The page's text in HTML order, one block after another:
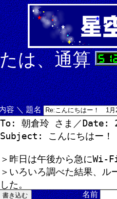
は、通算
容 ＼ 題名
名前